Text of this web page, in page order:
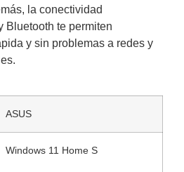
la conectividad
Bluetooth te permiten
y sin problemas a redes y
ASUS
Windows 11 Home S